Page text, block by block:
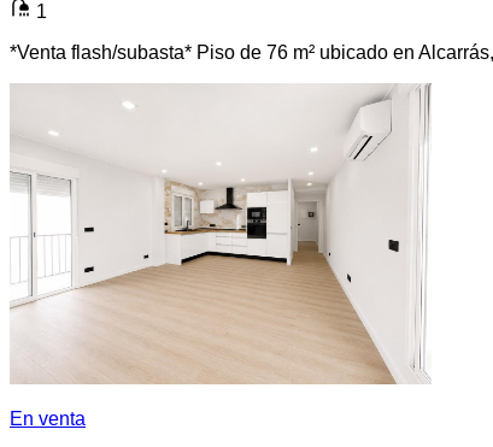
1
*Venta flash/subasta* Piso de 76 m² ubicado en
En venta